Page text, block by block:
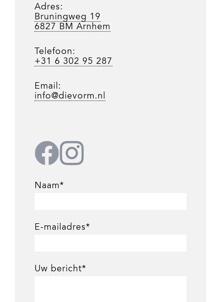
Adres:
Bruningweg 19
6827 BM Arnhem
Telefoon:
+31 6 302 95 287
Email:
info@dievorm.nl
Naam*
E-mailadres*
Uw bericht*